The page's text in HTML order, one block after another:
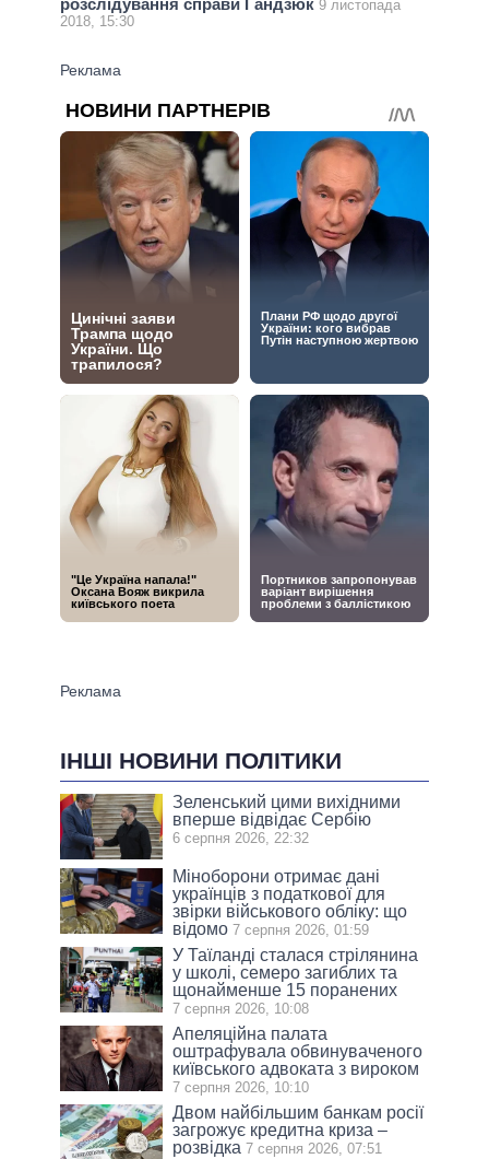
9 листопада
2018, 15:30
ІНШІ НОВИНИ ПОЛІТИКИ
Зеленський цими вихідними
вперше відвідає Сербію
6 серпня 2026, 22:32
Міноборони отримає дані
українців з податкової для
звірки військового обліку: що
відомо 7 серпня 2026, 01:59
У Таїланді сталася стрілянина
у школі, семеро загиблих та
щонайменше 15 поранених
7 серпня 2026, 10:08
Апеляційна палата
оштрафувала обвинуваченого
київського адвоката з вироком
7 серпня 2026, 10:10
Двом найбільшим банкам росії
загрожує кредитна криза –
розвідка 7 серпня 2026, 07:51